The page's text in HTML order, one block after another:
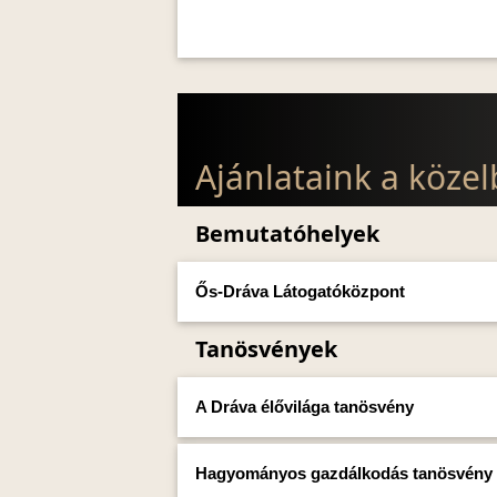
Ajánlataink a
Bemutatóhelyek
Ős-Dráva Látogatóközpont
Tanösvények
A Dráva élővilága tanösvény
Hagyományos gazdálkodás tanösvény